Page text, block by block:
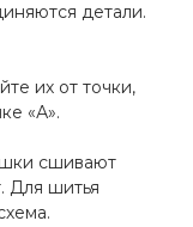
детали.
их от точки,
«А».
сшивают
Для шитья